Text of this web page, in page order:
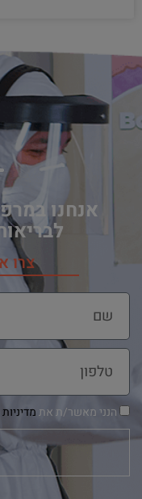
אנחנו
צרו
הנני מאשר/ת את